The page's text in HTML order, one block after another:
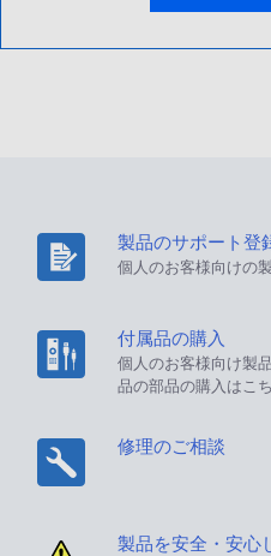
製品のサポート登
個人のお客様向けの
付属品の購入
個人のお客様向け製
品の部品の購入はこ
修理のご相談
製品を安全・安心